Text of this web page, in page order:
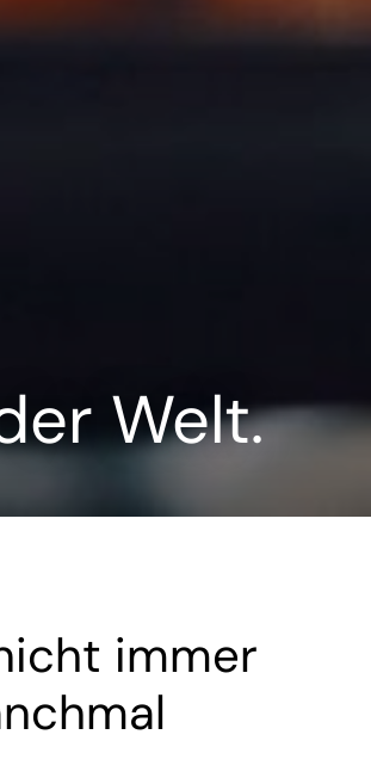
Welt.
immer